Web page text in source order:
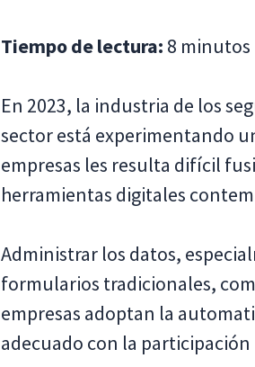
Tiempo de lectura: 8 minutos
En 2023, la industria de los
sector está experimentando
empresas les resulta difícil
herramientas digitales
Administrar los datos,
formularios tradicionales,
empresas adoptan la
adecuado con la